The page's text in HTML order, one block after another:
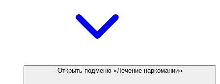
Открыть подменю «Лечение наркомании»